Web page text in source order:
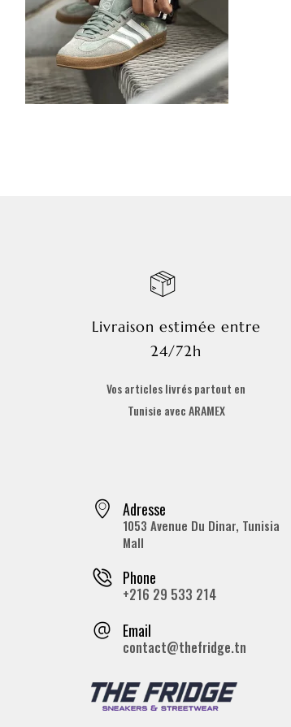
Livraison estimée entre
24/72h
Vos articles livrés partout en
Tunisie avec ARAMEX
Adresse
1053 Avenue Du Dinar, Tunisia
Mall
Phone
+216 29 533 214
Email
contact@thefridge.tn